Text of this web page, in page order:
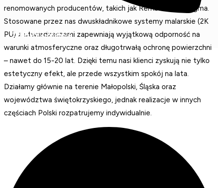
+48 663563032
renomowanych producentów, takich jak Rembrandtin i Sigma.
Stosowane przez nas dwuskładnikowe systemy malarskie (2K
PU) z utwardzaczami zapewniają wyjątkową odporność na
warunki atmosferyczne oraz długotrwałą ochronę powierzchni
– nawet do 15-20 lat. Dzięki temu nasi klienci zyskują nie tylko
estetyczny efekt, ale przede wszystkim spokój na lata.
Działamy głównie na terenie Małopolski, Śląska oraz
województwa świętokrzyskiego, jednak realizacje w innych
częściach Polski rozpatrujemy indywidualnie.